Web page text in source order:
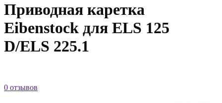
Приводная каретка
Eibenstock для ELS 125
D/ELS 225.1
0 отзывов